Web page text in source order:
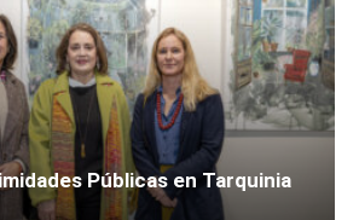
Públicas en Tarquinia